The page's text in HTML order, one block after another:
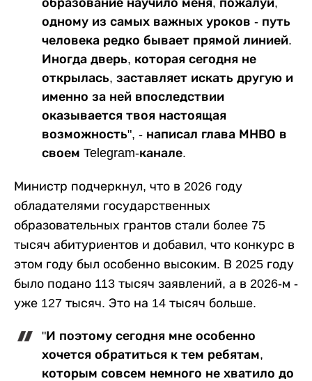
одному из самых важных уроков - путь
человека редко бывает прямой линией.
Иногда дверь, которая сегодня не
открылась, заставляет искать другую и
именно за ней впоследствии
оказывается твоя настоящая
возможность", - написал глава МНВО в
своем Telegram-канале.
Министр подчеркнул, что в 2026 году
обладателями государственных
образовательных грантов стали более 75
тысяч абитуриентов и добавил, что конкурс в
этом году был особенно высоким. В 2025 году
было подано 113 тысяч заявлений, а в 2026-м -
уже 127 тысяч. Это на 14 тысяч больше.
"И поэтому сегодня мне особенно
хочется обратиться к тем ребятам,
которым совсем немного не хватило до